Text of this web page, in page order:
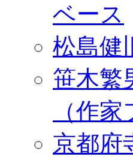
ベース
松島健
笹木繁
（作
京都府